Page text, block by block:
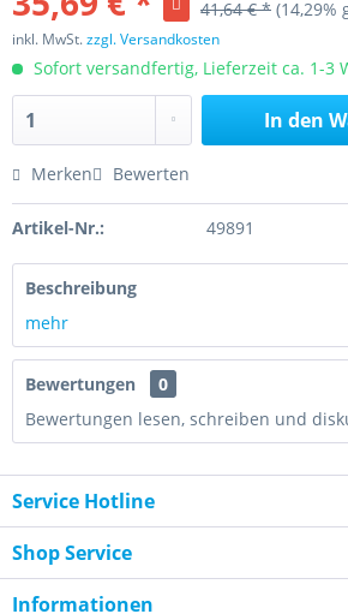
41,64 € * (14,29%
inkl. MwSt.zzgl. Versandkosten
Sofort versandfertig, Lieferzeit ca. 1-3
In den
Merken Bewerten
Artikel-Nr.: 49891
Beschreibung
mehr
Bewertungen
0
Bewertungen lesen, schreiben und
Service Hotline
Shop Service
Informationen